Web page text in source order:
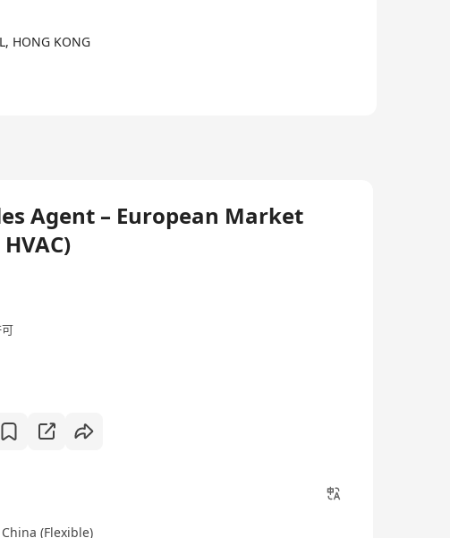
HONG KONG
Agent – European Market
(Flexible)